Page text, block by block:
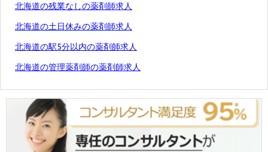
北海道の残業なしの薬剤師求人
北海道の土日休みの薬剤師求人
北海道の駅5分以内の薬剤師求人
北海道の管理薬剤師の薬剤師求人